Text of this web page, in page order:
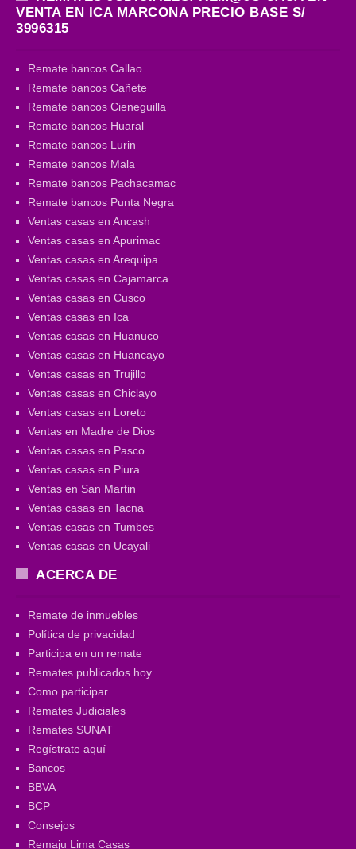
VENTA EN ICA MARCONA PRECIO BASE S/
3996315
Remate bancos Callao
Remate bancos Cañete
Remate bancos Cieneguilla
Remate bancos Huaral
Remate bancos Lurin
Remate bancos Mala
Remate bancos Pachacamac
Remate bancos Punta Negra
Ventas casas en Ancash
Ventas casas en Apurimac
Ventas casas en Arequipa
Ventas casas en Cajamarca
Ventas casas en Cusco
Ventas casas en Ica
Ventas casas en Huanuco
Ventas casas en Huancayo
Ventas casas en Trujillo
Ventas casas en Chiclayo
Ventas casas en Loreto
Ventas en Madre de Dios
Ventas casas en Pasco
Ventas casas en Piura
Ventas en San Martin
Ventas casas en Tacna
Ventas casas en Tumbes
Ventas casas en Ucayali
ACERCA DE
Remate de inmuebles
Política de privacidad
Participa en un remate
Remates publicados hoy
Como participar
Remates Judiciales
Remates SUNAT
Regístrate aquí
Bancos
BBVA
BCP
Consejos
Remaju Lima Casas